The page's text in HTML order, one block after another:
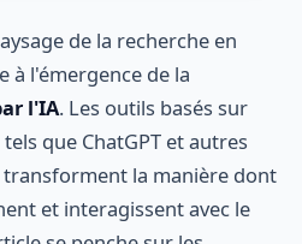
de la recherche en
à l'émergence de la
l'IA. Les outils basés sur
que ChatGPT et autres
la manière dont
et interagissent avec le